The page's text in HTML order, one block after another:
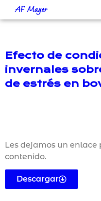
AF Mayer
Efecto de
invernales
de estrés en
Les dejamos un
contenido.
Descargar